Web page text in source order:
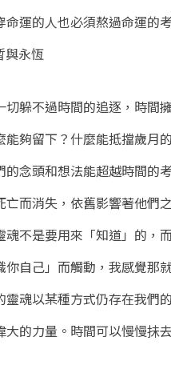
命運的人也必須熬過命運的
與永恆
切躲不過時間的追逐，時間
能夠留下？什麼能抵擋歲月
的念頭和想法能超越時間的
亡而消失，依舊影響著他們
魂不是要用來「知道」的，
你自己」而觸動，我感覺
靈魂以某種方式仍存在我們
大的力量。時間可以慢慢抺